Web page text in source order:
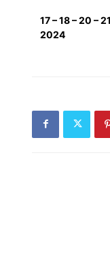
17 – 18 – 20 –
2024